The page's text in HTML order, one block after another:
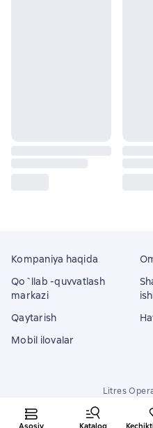
Asosiy Katalog
Kompaniya haqida
Qo`llab -quvvatlash
markazi
Qaytarish
Mobil ilovalar
Litres